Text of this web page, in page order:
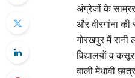
अंग्रेजों के
और वीरगांना की
गोरखपुर में रानी
विद्यालयों व
वाली मेधावी